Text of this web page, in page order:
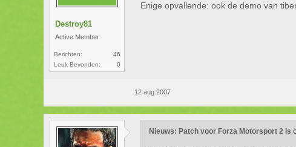
Destroy81
Active Member
Berichten:
46
Leuk Bevonden:
0
Enige opvallende: ook de demo van
12 aug 2007
Nieuws: Patch voor Forza Motorsport 2 is